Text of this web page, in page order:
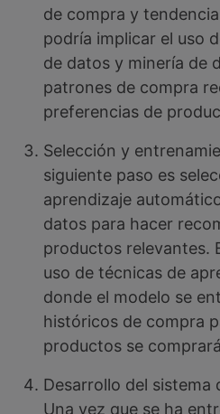
de compra y
podría implicar el uso
de datos y minería de
patrones de compra
preferencias de
Selección y
siguiente paso es
aprendizaje
datos para hacer
productos relevantes.
uso de técnicas de
donde el modelo se
históricos de compra
productos se
Desarrollo del sistema
Una vez que se ha